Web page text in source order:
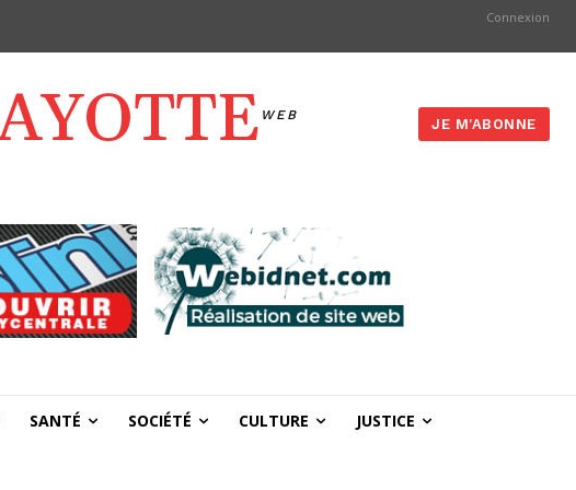
Connexion
WEB
JE M'ABONNE
SANTÉ SOCIÉTÉ CULTURE JUSTICE